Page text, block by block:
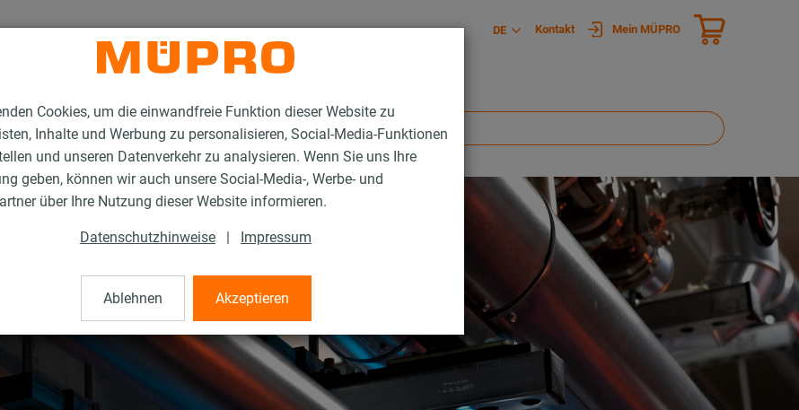
Cookies, um die einwandfreie Funktion dieser Website zu
Inhalte und Werbung zu personalisieren, Social-Media-Funktionen
und unseren Datenverkehr zu analysieren. Wenn Sie uns Ihre
geben, können wir auch unsere Social-Media-, Werbe- und
über Ihre Nutzung dieser Website informieren.
Datenschutzhinweise | Impressum
Ablehnen Akzeptieren
DE Kontakt Mein MÜPRO